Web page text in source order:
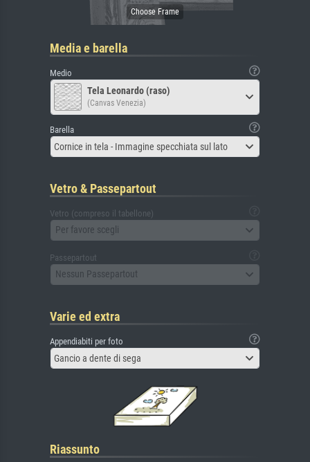
Media e barella
Medio
Tela Leonardo (raso)
(Canvas Venezia)
Barella
Cornice in tela - Immagine specchiata sul lato
Vetro & Passepartout
Vetro (compreso il tabellone)
Per favore scegli
Passepartout
Nessun Passepartout
Varie ed extra
Appendiabiti per foto
Gancio a dente di sega
Riassunto